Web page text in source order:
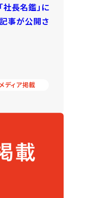
社長名鑑」に
事が公開さ
メディア掲載